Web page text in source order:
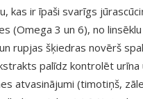
kas ir īpaši svarīgs
(Omega 3 un 6), no
rupjas šķiedras novērš
palīdz kontrolēt urīna
atvasinājumi (timotiņš,